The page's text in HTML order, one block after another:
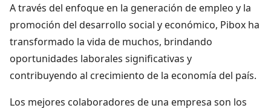
A través del enfoque en la generación de empleo y la
promoción del desarrollo social y económico, Pibox ha
transformado la vida de muchos, brindando
oportunidades laborales significativas y
contribuyendo al crecimiento de la economía del país.
Los mejores colaboradores de una empresa son los